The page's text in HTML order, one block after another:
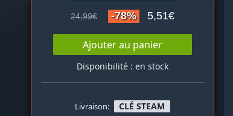
24,99€ -78% 5,51€
Ajouter au panier
Disponibilité : en stock
Livraison: CLÉ STEAM